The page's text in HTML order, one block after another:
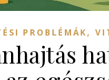
PROBLÉMÁK,